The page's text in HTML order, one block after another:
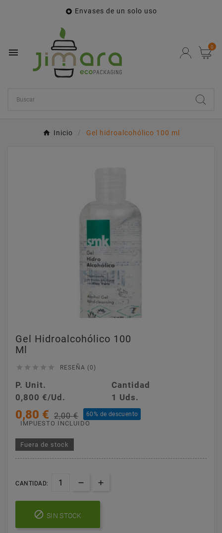
 Envases de un solo uso
 0
Inicio Gel hidroalcohólico 100 ml
Gel Hidroalcohólico 100
Ml
     RESEÑA (0)
P. Unit.
Cantidad
0,800 €/Ud.
1 Uds.
0,80 € 2,00 € 60% de descuento
IMPUESTO INCLUIDO
Fuera de stock
CANTIDAD:
 SIN STOCK